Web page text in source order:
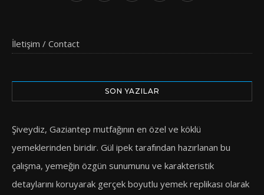
İletişim / Contact
SON YAZILAR
Şiveydiz, Gaziantep mutfağının en özel ve köklü
yemeklerinden biridir. Gül ipek tarafından hazırlanan bu
çalışma, yemeğin özgün sunumunu ve karakteristik
detaylarını koruyarak gerçek boyutlu yemek replikası olarak